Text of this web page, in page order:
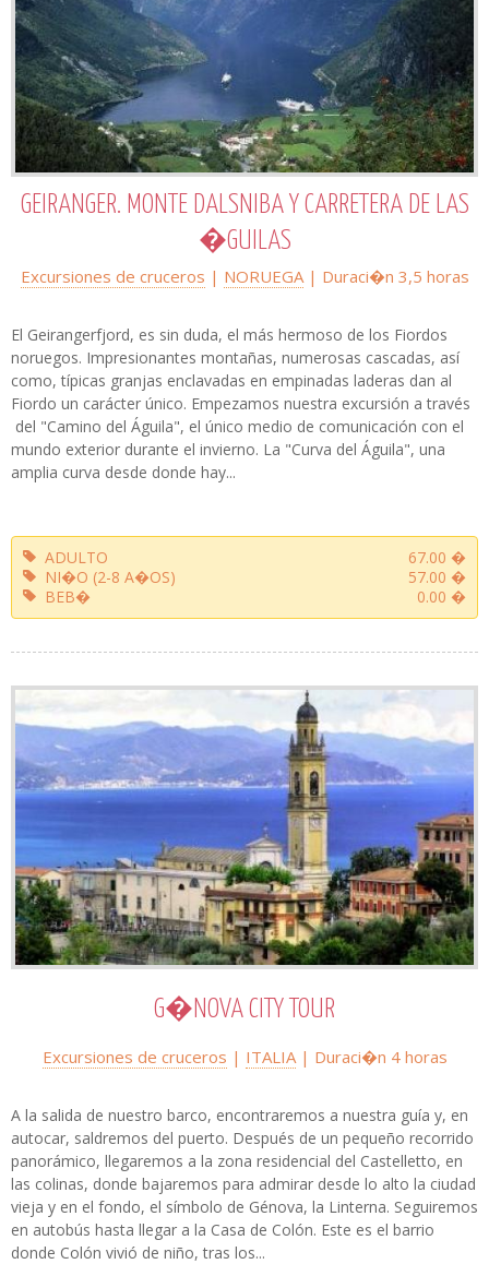
GEIRANGER. MONTE DALSNIBA Y CARRETERA DE LAS
�GUILAS
Excursiones de cruceros | NORUEGA| Duraci�n 3,5 horas
El Geirangerfjord, es sin duda, el más hermoso de los Fiordos
noruegos. Impresionantes montañas, numerosas cascadas, así
como, típicas granjas enclavadas en empinadas laderas dan al
Fiordo un carácter único. Empezamos nuestra excursión a través
del "Camino del Águila", el único medio de comunicación con el
mundo exterior durante el invierno. La "Curva del Águila", una
amplia curva desde donde hay...
ADULTO
67.00 �
NI�O (2-8 A�OS)
57.00 �
BEB�
0.00 �
G�NOVA CITY TOUR
Excursiones de cruceros | ITALIA| Duraci�n 4 horas
A la salida de nuestro barco, encontraremos a nuestra guía y, en
autocar, saldremos del puerto. Después de un pequeño recorrido
panorámico, llegaremos a la zona residencial del Castelletto, en
las colinas, donde bajaremos para admirar desde lo alto la ciudad
vieja y en el fondo, el símbolo de Génova, la Linterna. Seguiremos
en autobús hasta llegar a la Casa de Colón. Este es el barrio
donde Colón vivió de niño, tras los...